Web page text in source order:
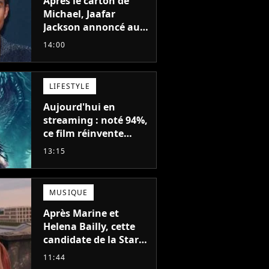
La chanteuse Louane
Michael, Jaafar
Jackson annoncé au
casting d'un film
Smith
14:00
LIFESTYLE
Aujourd'hui en
streaming : noté 94%,
ce film réinvente
complètement cette
fiction vieille de 40
ans
13:15
MUSIQUE
Après Marine et
Helena Bailly, cette
candidate de la Star
Academy adorée du
11:44